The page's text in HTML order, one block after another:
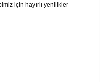
için hayırlı yenilikler